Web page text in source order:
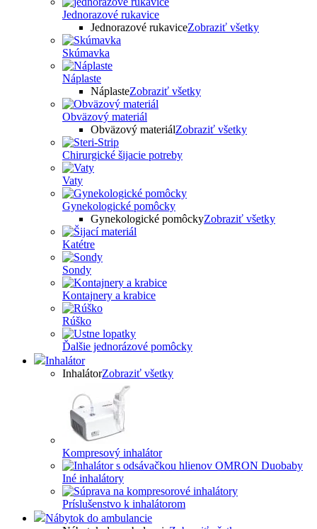
Jednorazové rukavice
Jednorazové rukaviceZobraziť všetky
Skúmavka
Náplaste
NáplasteZobraziť všetky
Obväzový materiál
Obväzový materiálZobraziť všetky
Chirurgické šijacie potreby
Vaty
Gynekologické pomôcky
Gynekologické pomôckyZobraziť všetky
Katétre
Sondy
Kontajnery a krabice
Rúško
Ďalšie jednorázové pomôcky
Inhalátor
InhalátorZobraziť všetky
Kompresový inhalátor
Iné inhalátory
Príslušenstvo k inhalátorom
Nábytok do ambulancie